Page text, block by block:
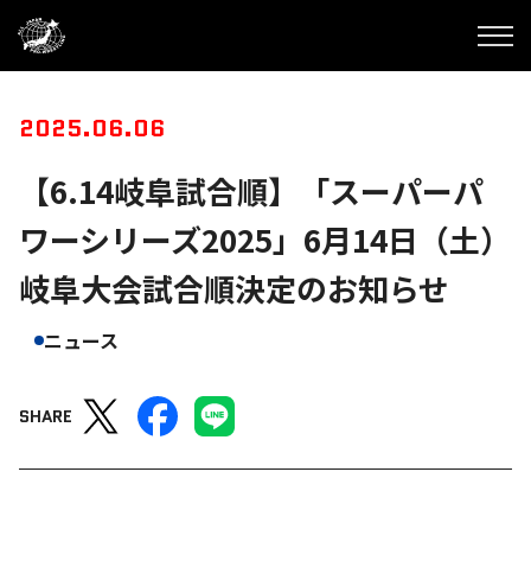
2025.06.06
【6.14岐阜試合順】「スーパーパ
ワーシリーズ2025」6月14日（土）
岐阜大会試合順決定のお知らせ
ニュース
SHARE